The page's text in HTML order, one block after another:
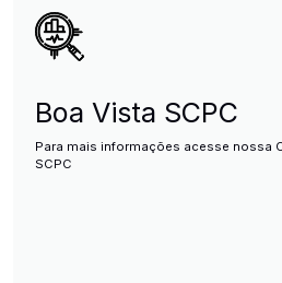
Boa Vista SCPC
Para mais informações acesse nossa
SCPC